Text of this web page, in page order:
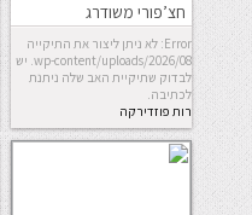
חצ’פורי משודרג
Error: לא ניתן ליצור את התיקייה
wp-content/uploads/2026/08. יש
לבדוק שתיקיית האב שלה ניתנת
לכתיבה.
רות פוזדירקה